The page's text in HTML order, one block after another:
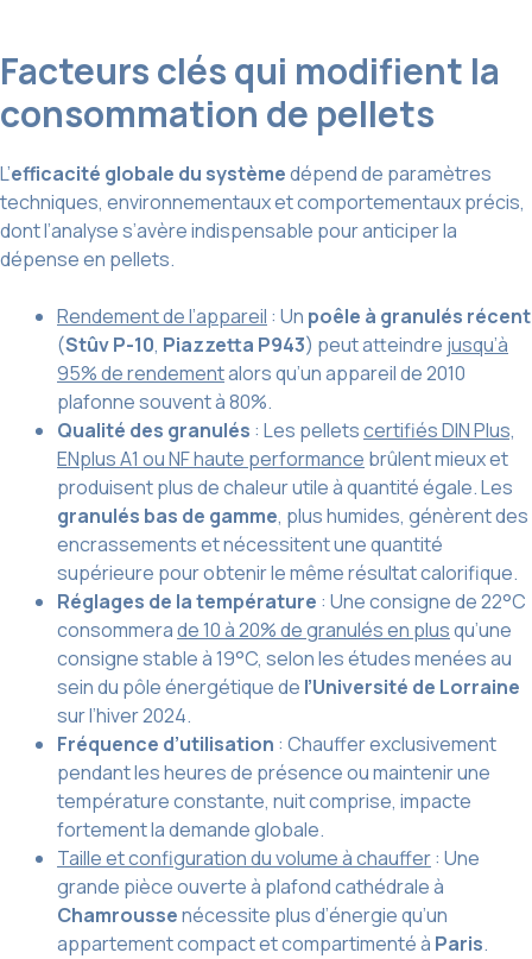
Facteurs clés qui modifient la
consommation de pellets
L’efficacité globale du systèmedépend de paramètres
techniques, environnementaux et comportementaux précis,
dont l’analyse s’avère indispensable pour anticiper la
dépense en pellets.
Rendement de l’appareil : Un poêle à granulés récent
(Stûv P-10, Piazzetta P943) peut atteindre jusqu’à
95% de rendementalors qu’un appareil de 2010
plafonne souvent à 80%.
Qualité des granulés : Les pelletscertifiés DIN Plus,
ENplus A1 ou NF haute performance brûlent mieux et
produisent plus de chaleur utile à quantité égale. Les
granulés bas de gamme, plus humides, génèrent des
encrassements et nécessitent une quantité
supérieure pour obtenir le même résultat calorifique.
Réglages de la température : Une consigne de 22°C
consommerade 10 à 20% de granulés en plusqu’une
consigne stable à 19°C, selon les études menées au
sein du pôle énergétique de l’Université de Lorraine
sur l’hiver 2024.
Fréquence d’utilisation : Chauffer exclusivement
pendant les heures de présence ou maintenir une
température constante, nuit comprise, impacte
fortement la demande globale.
Taille et configuration du volume à chauffer: Une
grande pièce ouverte à plafond cathédrale à
Chamroussenécessite plus d’énergie qu’un
appartement compact et compartimenté à Paris.